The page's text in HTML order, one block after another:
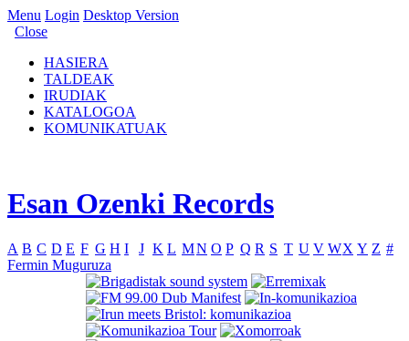
Menu Login Desktop Version
Close
HASIERA
TALDEAK
IRUDIAK
KATALOGOA
KOMUNIKATUAK
Esan Ozenki Records
A B C D E F G H I J K L MN O P Q R S T U V WX Y Z #
Fermin Muguruza